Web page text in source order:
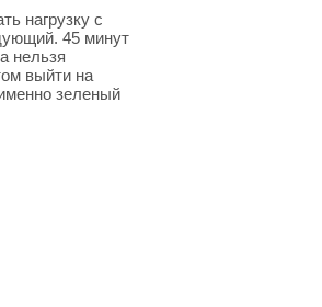
нагрузку с
45 минут
нельзя
выйти на
зеленый